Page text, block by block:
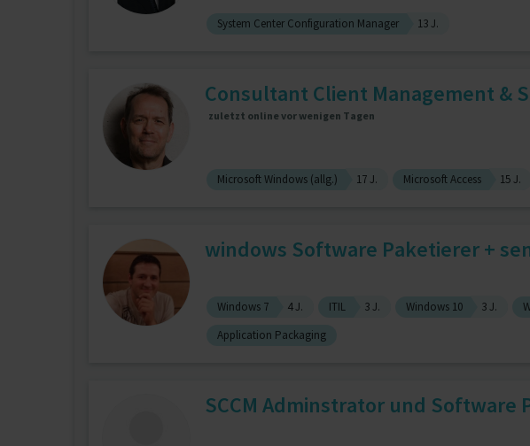
System Center Configuration Manager 13 J.
Consultant Client Management &
zuletzt online vor wenigen Tagen
Microsoft Windows (allg.) 17 J. Microsoft Access 15 J.
windows Software Paketierer +
Windows 7 4 J. ITIL 3 J. Windows 10 3 J.
Application Packaging
SCCM Adminstrator und Software